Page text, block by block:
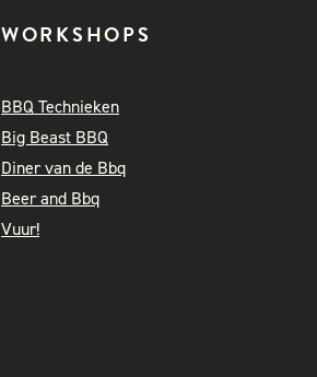
WORKSHOPS
BBQ Technieken
Big Beast BBQ
Diner van de Bbq
Beer and Bbq
Vuur!